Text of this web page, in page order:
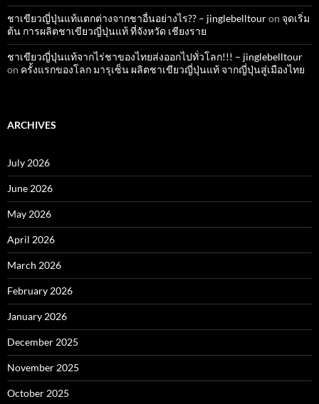
ชาเขียวญี่ปุ่นแท้แตกต่างจากชาอื่นอย่างไร?? – jinglebelltouron จุดเริ่ม
ต้น การผลิตชาเขียวญี่ปุ่นแท้ ที่จังหวัด เชียงราย
ชาเขียวญี่ปุ่นแท้จากไร่ชาของไทยส่งออกไปทั่วโลก!!! – jinglebelltour
on ครั้งแรกของโลก มารุเซ็น ผลิตชาเขียวญี่ปุ่นแท้ จากญี่ปุ่นสู่เมืองไทย
ARCHIVES
July 2026
June 2026
May 2026
April 2026
March 2026
February 2026
January 2026
December 2025
November 2025
October 2025